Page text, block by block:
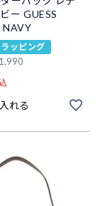
ー GUESS
ラッピング
れる